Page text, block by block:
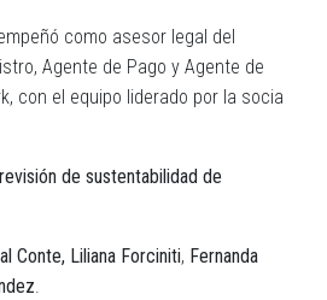
como asesor legal del
Agente de Pago y Agente de
con el equipo liderado por la socia
de sustentabilidad de
Conte, Liliana Forciniti, Fernanda
.